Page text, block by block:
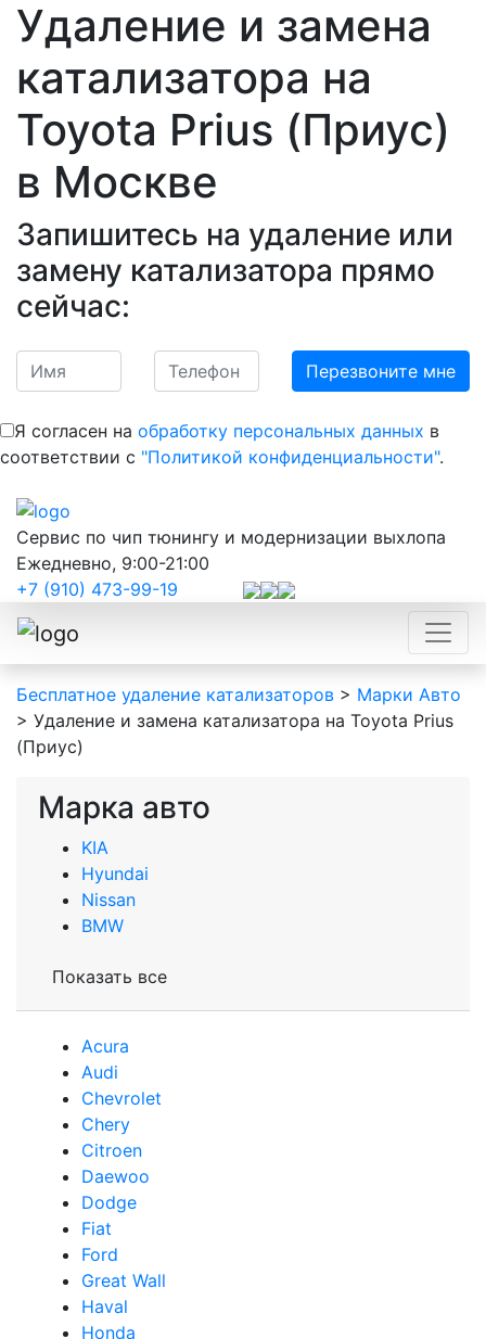
Удаление и замена
катализатора на
Toyota Prius (Приус)
в Москве
Запишитесь на удаление или
замену катализатора прямо
сейчас:
Я согласен на обработку персональных данных в
соответствии с "Политикой конфиденциальности".
Сервис по чип тюнингу и модернизации выхлопа
Ежедневно, 9:00-21:00
+7 (910) 473-99-19
Бесплатное удаление катализаторов > Марки Авто
> Удаление и замена катализатора на Toyota Prius
(Приус)
Марка авто
KIA
Hyundai
Nissan
BMW
Показать все
Acura
Audi
Сhevrolet
Chery
Сitroen
Daewoo
Dodge
Fiat
Ford
Great Wall
Haval
Honda